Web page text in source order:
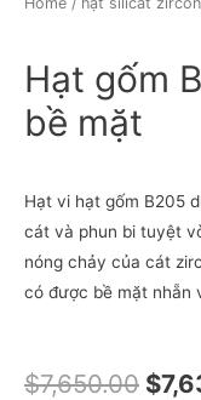
Hạt gốm
bề mặt
Hạt vi hạt gốm B205
cát và phun bi tuyệt
nóng chảy của cát
có được bề mặt nhẵn
$7,650.00 $